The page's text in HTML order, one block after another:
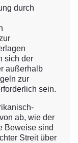
durch
sich der
außerhalb
zur
sein.
ab, wie der
Beweise sind
Streit über